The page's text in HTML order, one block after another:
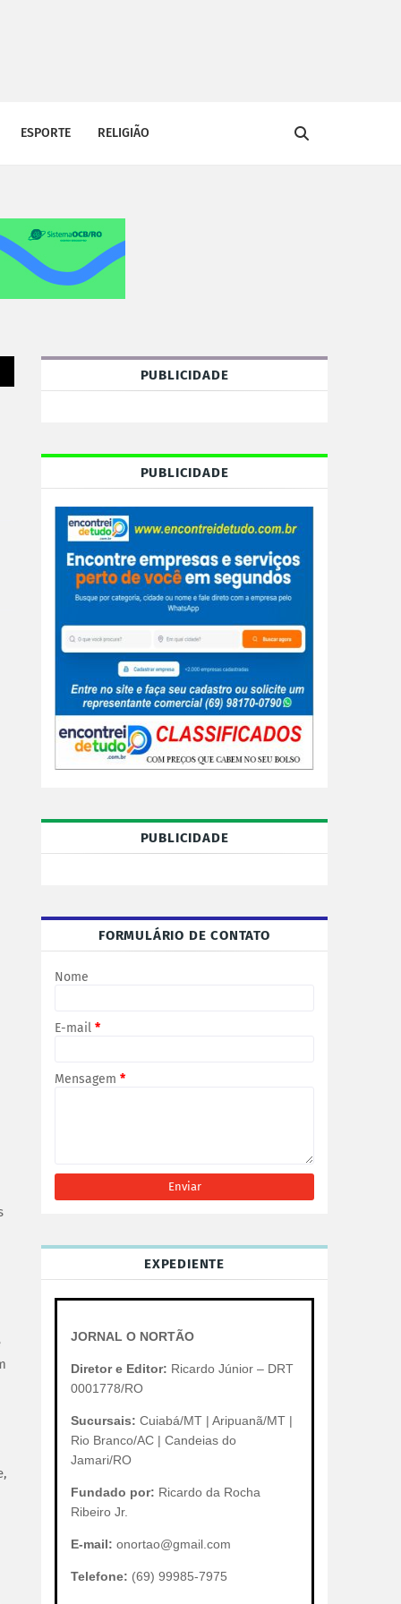
ESPORTE RELIGIÃO
PUBLICIDADE
PUBLICIDADE
PUBLICIDADE
FORMULÁRIO DE CONTATO
Nome
E-mail *
Mensagem *
EXPEDIENTE
JORNAL O NORTÃO
Diretor e Editor: Ricardo Júnior – DRT
0001778/RO
Sucursais: Cuiabá/MT | Aripuanã/MT |
Rio Branco/AC | Candeias do
Jamari/RO
Fundado por: Ricardo da Rocha
Ribeiro Jr.
E-mail: onortao@gmail.com
Telefone: (69) 99985-7975